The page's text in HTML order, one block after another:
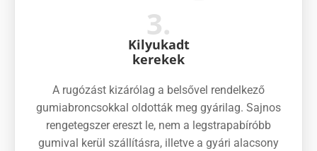
3.
Kilyukadt
kerekek
A rugózást kizárólag a belsővel rendelkező
gumiabroncsokkal oldották meg gyárilag. Sajnos
rengetegszer ereszt le, nem a legstrapabíróbb
gumival kerül szállításra, illetve a gyári alacsony